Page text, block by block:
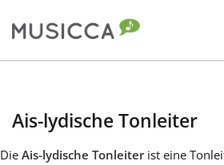
Ais-lydische Tonleiter
Die Ais-lydische Tonleiterist eine